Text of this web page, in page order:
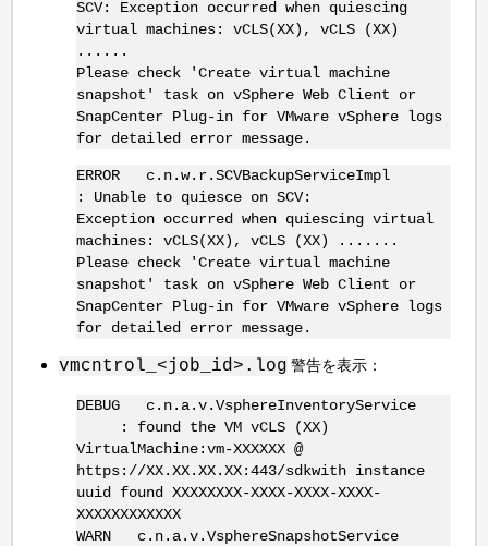
SCV: Exception occurred when quiescing
virtual machines: vCLS(XX), vCLS (XX)
......
Please check 'Create virtual machine
snapshot' task on vSphere Web Client or
SnapCenter Plug-in for VMware vSphere logs
for detailed error message.
ERROR c.n.w.r.SCVBackupServiceImpl
: Unable to quiesce on SCV:
Exception occurred when quiescing virtual
machines: vCLS(XX), vCLS (XX) .......
Please check 'Create virtual machine
snapshot' task on vSphere Web Client or
SnapCenter Plug-in for VMware vSphere logs
for detailed error message.
vmcntrol_<job_id>.log 警告を表示：
DEBUG c.n.a.v.VsphereInventoryService
: found the VM vCLS (XX)
VirtualMachine:vm-XXXXXX @
https://XX.XX.XX.XX:443/sdkwith instance
uuid found XXXXXXXX-XXXX-XXXX-XXXX-
XXXXXXXXXXXX
WARN c.n.a.v.VsphereSnapshotService